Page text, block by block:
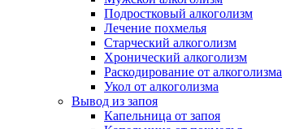
Подростковый алкоголизм
Лечение похмелья
Старческий алкоголизм
Хронический алкоголизм
Раскодирование от алкоголизма
Укол от алкоголизма
Вывод из запоя
Капельница от запоя